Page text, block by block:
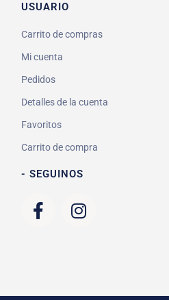
USUARIO
Carrito de compras
Mi cuenta
Pedidos
Detalles de la cuenta
Favoritos
Carrito de compra
- SEGUINOS